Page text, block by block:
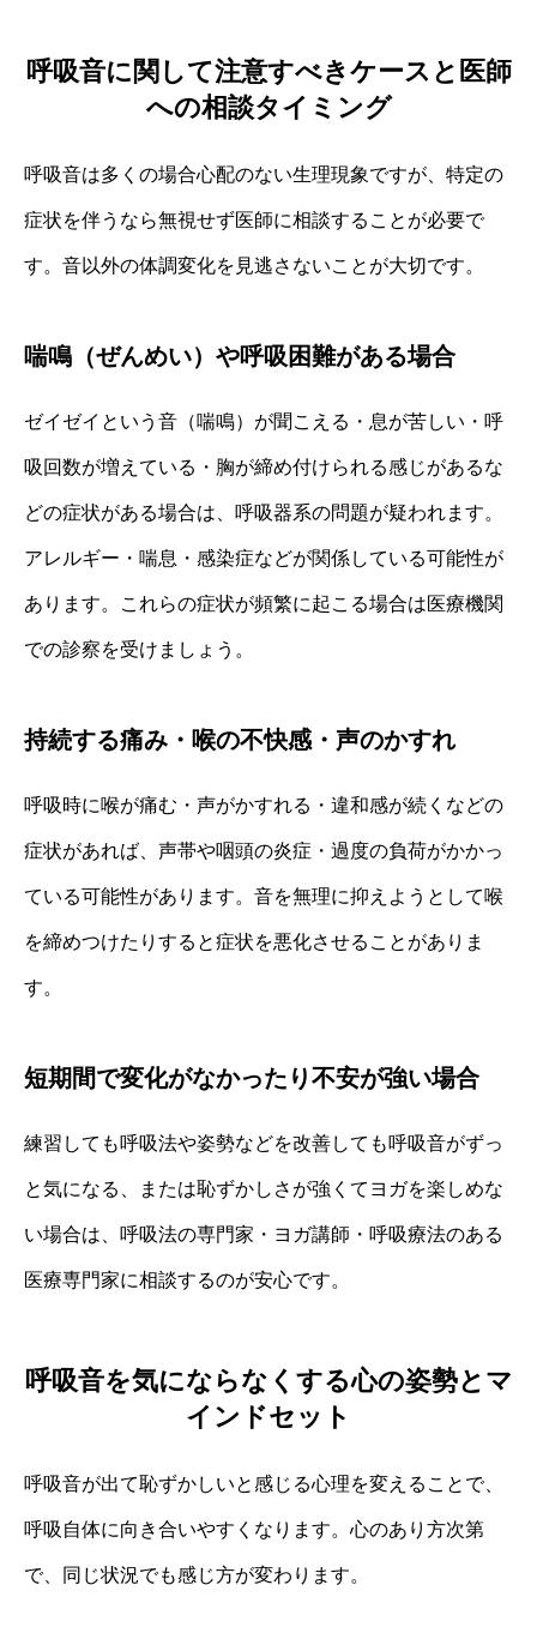
呼吸音に関して注意すべきケースと医師
への相談タイミング
呼吸音は多くの場合心配のない生理現象ですが、特定の
症状を伴うなら無視せず医師に相談することが必要で
す。音以外の体調変化を見逃さないことが大切です。
喘鳴（ぜんめい）や呼吸困難がある場合
ゼイゼイという音（喘鳴）が聞こえる・息が苦しい・呼
吸回数が増えている・胸が締め付けられる感じがあるな
どの症状がある場合は、呼吸器系の問題が疑われます。
アレルギー・喘息・感染症などが関係している可能性が
あります。これらの症状が頻繁に起こる場合は医療機関
での診察を受けましょう。
持続する痛み・喉の不快感・声のかすれ
呼吸時に喉が痛む・声がかすれる・違和感が続くなどの
症状があれば、声帯や咽頭の炎症・過度の負荷がかかっ
ている可能性があります。音を無理に抑えようとして喉
を締めつけたりすると症状を悪化させることがありま
す。
短期間で変化がなかったり不安が強い場合
練習しても呼吸法や姿勢などを改善しても呼吸音がずっ
と気になる、または恥ずかしさが強くてヨガを楽しめな
い場合は、呼吸法の専門家・ヨガ講師・呼吸療法のある
医療専門家に相談するのが安心です。
呼吸音を気にならなくする心の姿勢とマ
インドセット
呼吸音が出て恥ずかしいと感じる心理を変えることで、
呼吸自体に向き合いやすくなります。心のあり方次第
で、同じ状況でも感じ方が変わります。